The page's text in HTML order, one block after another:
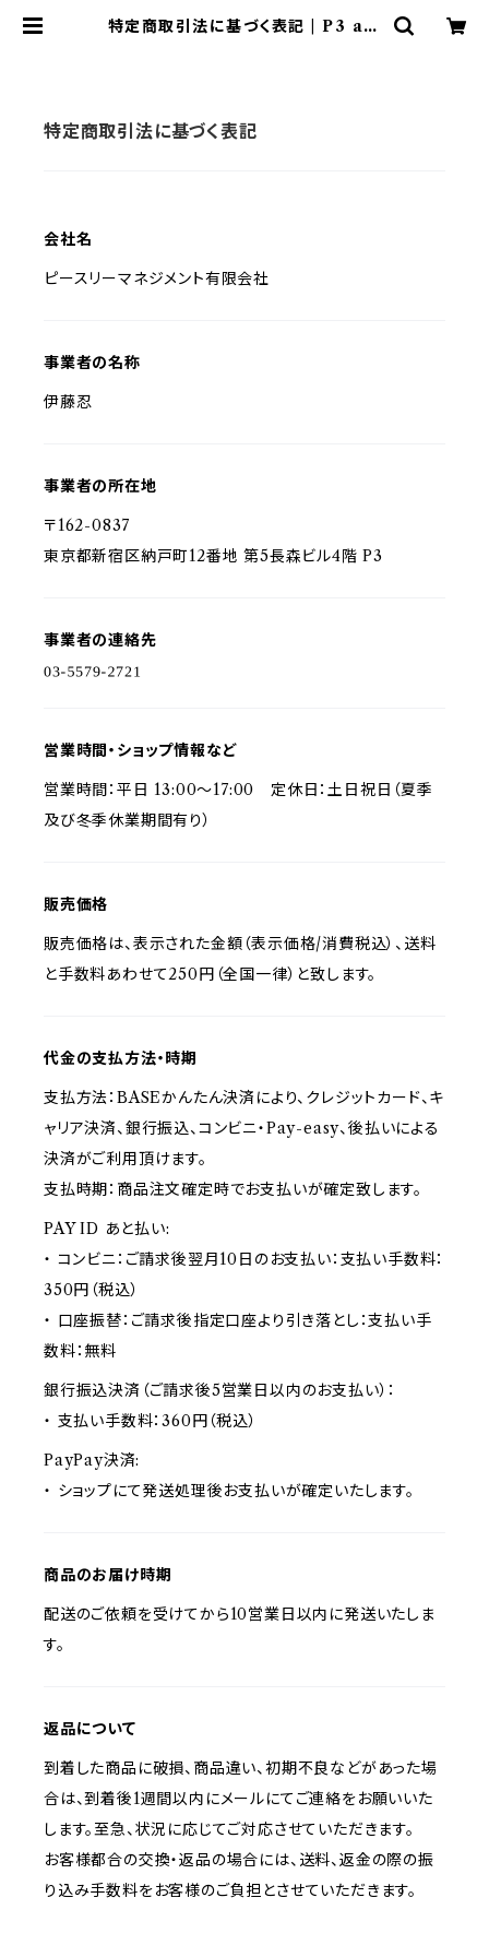
特定商取引法に基づく表記 | P3 art
特定商取引法に基づく表記
会社名
ピースリーマネジメント有限会社
事業者の名称
伊藤忍
事業者の所在地
〒162-0837
東京都新宿区納戸町12番地 第5長森ビル4階 P3
事業者の連絡先
営業時間・ショップ情報など
営業時間：平日 13:00〜17:00 定休日：土日祝日（夏季
及び冬季休業期間有り）
販売価格
販売価格は、表示された金額（表示価格/消費税込）、送料
と手数料あわせて250円（全国一律）と致します。
代金の支払方法・時期
支払方法：BASEかんたん決済により、クレジットカード、キ
ャリア決済、銀行振込、コンビニ・Pay-easy、後払いによる
決済がご利用頂けます。
支払時期：商品注文確定時でお支払いが確定致します。
PAY ID あと払い:
・ コンビニ：ご請求後翌月10日のお支払い：支払い手数料：
350円（税込）
・ 口座振替：ご請求後指定口座より引き落とし：支払い手
数料：無料
銀行振込決済（ご請求後5営業日以内のお支払い）：
・ 支払い手数料：360円（税込）
PayPay決済:
・ ショップにて発送処理後お支払いが確定いたします。
商品のお届け時期
配送のご依頼を受けてから10営業日以内に発送いたしま
す。
返品について
到着した商品に破損、商品違い、初期不良などがあった場
合は、到着後1週間以内にメールにてご連絡をお願いいた
します。至急、状況に応じてご対応させていただきます。
お客様都合の交換・返品の場合には、送料、返金の際の振
り込み手数料をお客様のご負担とさせていただきます。